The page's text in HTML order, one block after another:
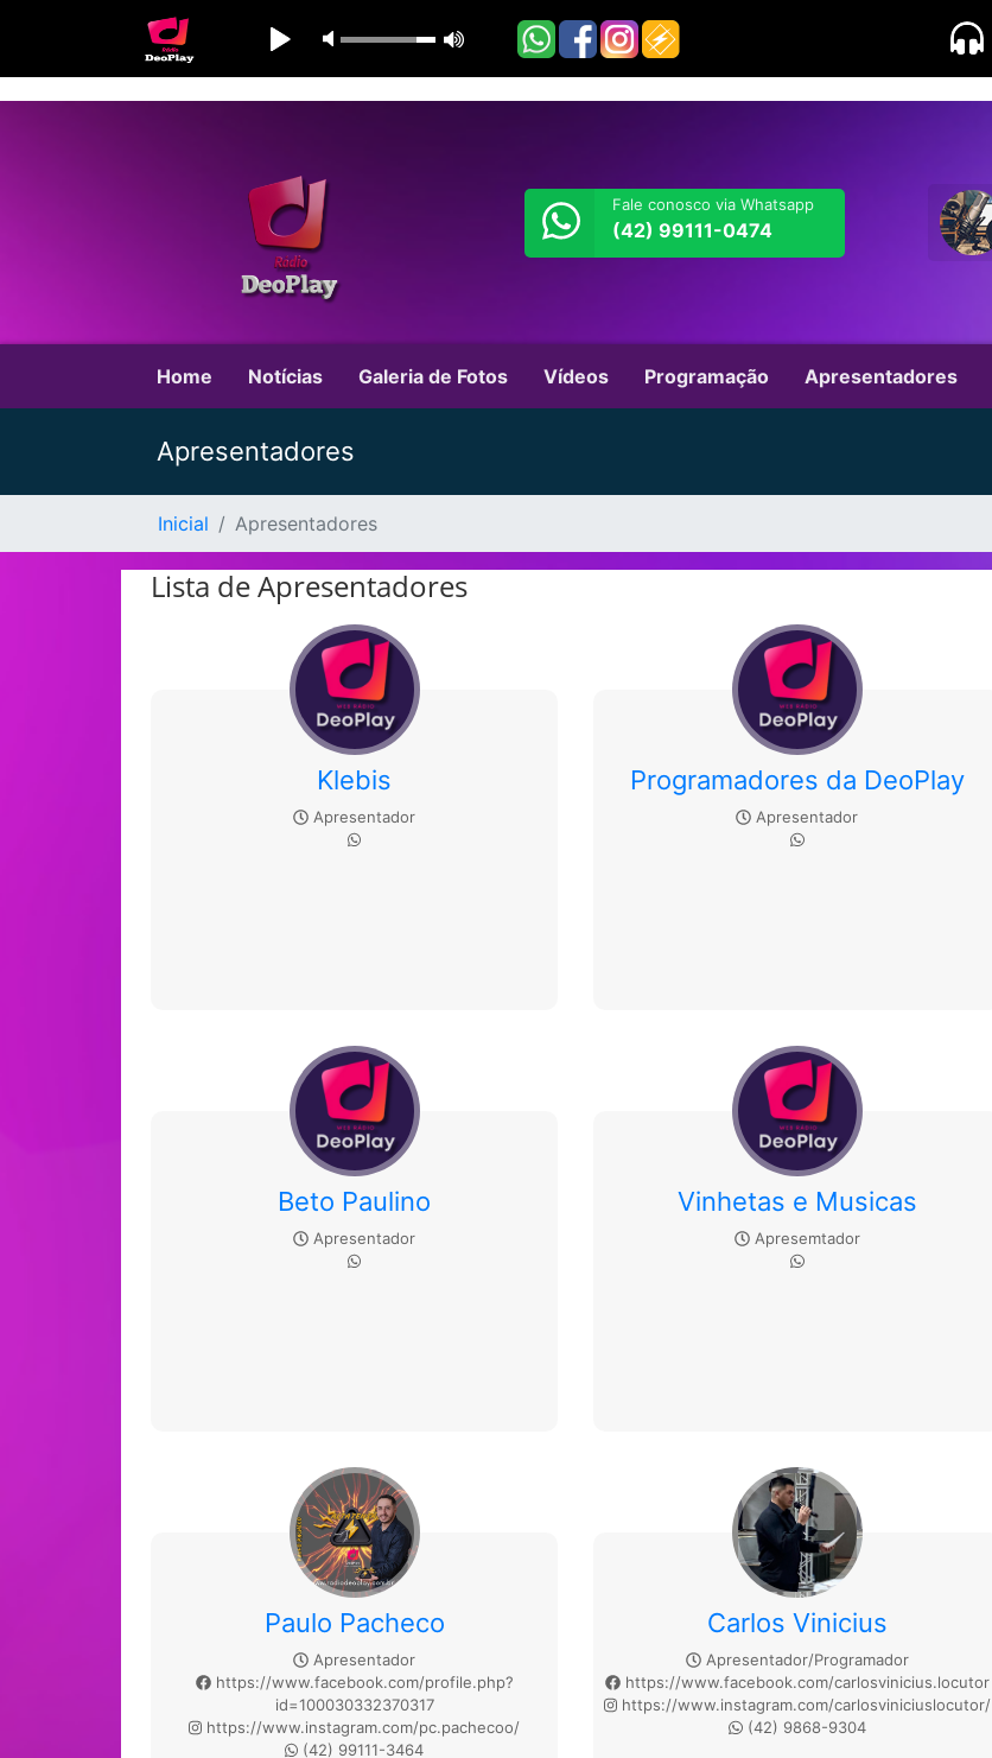
Fale conosco via Whatsapp
(42) 99111-0474
Home Notícias Galeria de Fotos Vídeos Programação Apresentadores
Apresentadores
Inicial Apresentadores
Lista de Apresentadores
Klebis
Apresentador
Programadores da DeoPlay
Apresentador
Beto Paulino
Apresentador
Vinhetas e Musicas
Apresemtador
Paulo Pacheco
Apresentador
https://www.facebook.com/profile.php?
id=100030332370317
https://www.instagram.com/pc.pachecoo/
(42) 99111-3464
Carlos Vinicius
Apresentador/Programador
https://www.facebook.com/carlosvinicius.locutor
https://www.instagram.com/carlosviniciuslocutor/
(42) 9868-9304